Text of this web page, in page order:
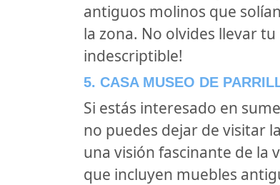
antiguos molinos que
la zona. No olvides llevar
indescriptible!
5. CASA MUSEO DE
Si estás interesado en
no puedes dejar de visitar
una visión fascinante de la
que incluyen muebles